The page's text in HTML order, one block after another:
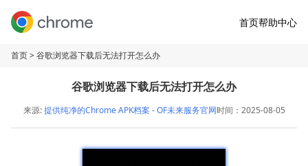
首页帮助中心
首页> 谷歌浏览器下载后无法打开怎么办
谷歌浏览器下载后无法打开怎么办
来源:提供纯净的Chrome APK档案 - OF未来服务官网时间：2025-08-05